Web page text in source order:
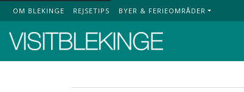
Top Menu
OM BLEKINGE REJSETIPS BYER & FERIEOMRÅDER